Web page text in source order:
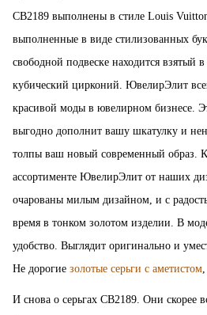
СВ2189 выполнены в стиле Louis
выполненные в виде стилизованных
свободной подвеске находится взятый
кубический цирконий. ЮвелирЭлит
красивой моды в ювелирном бизнесе.
выгодно дополнит вашу шкатулку и
толпы ваш новый современный образ.
ассортименте ЮвелирЭлит от наших
очарованы милым дизайном, и с
время в тонком золотом изделии. В
удобство. Выглядит оригинально и
Не дорогие золотые серьги с аметистом
И снова о серьгах СВ2189. Они скорее